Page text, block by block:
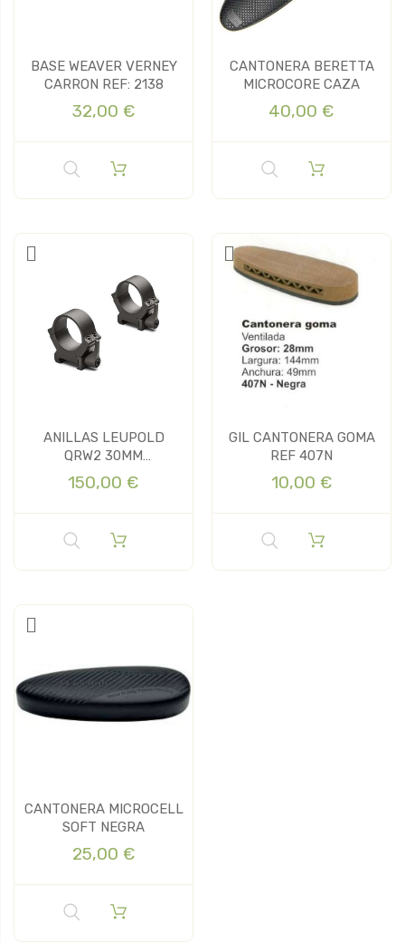
BASE WEAVER VERNEY
CARRON REF: 2138
32,00 €
CANTONERA BERETTA
MICROCORE CAZA
40,00 €
ANILLAS LEUPOLD
QRW2 30MM
DESMONTABLES
150,00 €
GIL CANTONERA GOMA
REF 407N
10,00 €
CANTONERA MICROCELL
SOFT NEGRA
25,00 €